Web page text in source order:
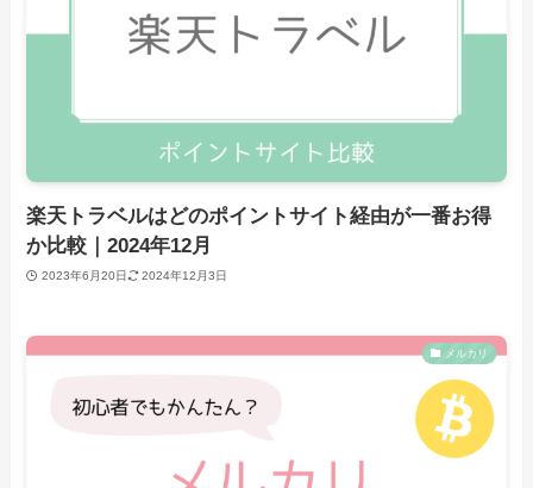
楽天トラベルはどのポイントサイト経由が一番お得
か比較｜2024年12月
2023年6月20日 2024年12月3日
メルカリ